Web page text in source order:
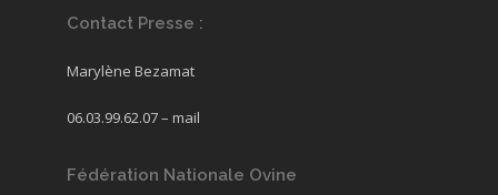
Contact Presse :
Marylène Bezamat
06.03.99.62.07 – mail
Fédération Nationale Ovine